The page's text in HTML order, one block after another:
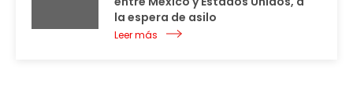
la espera de asilo
Leer más